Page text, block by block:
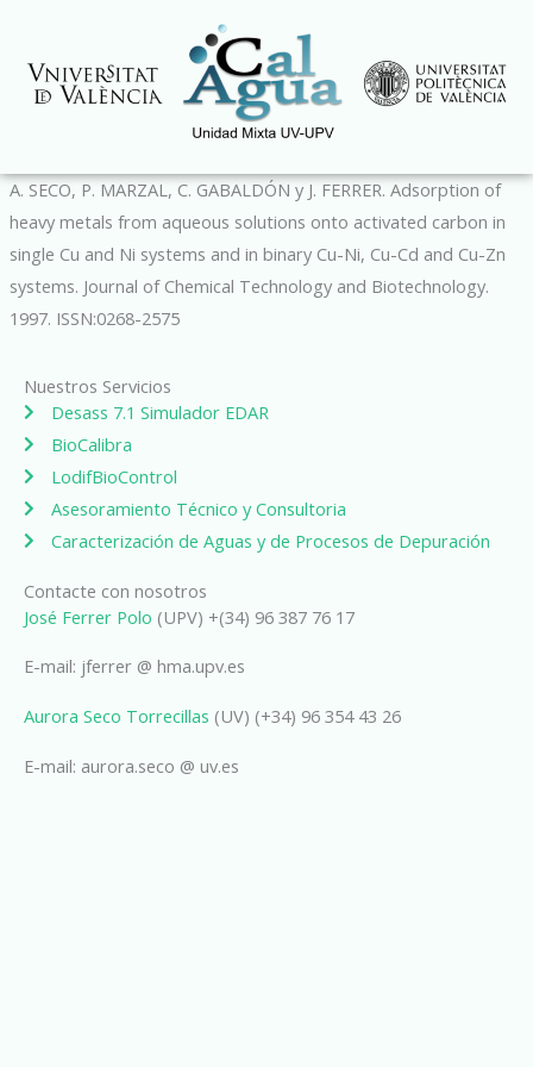
contenido
A. SECO, P. MARZAL, C. GABALDÓN y J. FERRER. Adsorption of
heavy metals from aqueous solutions onto activated carbon in
single Cu and Ni systems and in binary Cu-Ni, Cu-Cd and Cu-Zn
systems. Journal of Chemical Technology and Biotechnology.
1997. ISSN:0268-2575
Nuestros Servicios
Desass 7.1 Simulador EDAR
BioCalibra
LodifBioControl
Asesoramiento Técnico y Consultoria
Caracterización de Aguas y de Procesos de Depuración
Contacte con nosotros
José Ferrer Polo (UPV) +(34) 96 387 76 17
E-mail: jferrer @ hma.upv.es
Aurora Seco Torrecillas (UV) (+34) 96 354 43 26
E-mail: aurora.seco @ uv.es